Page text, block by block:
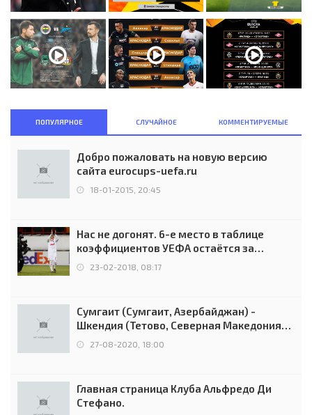
ПОПУЛЯРНОЕ СЛУЧАЙНОЕ КОММЕНТИРУЕМЫЕ
Добро пожаловать на новую версию
сайта eurocups-uefa.ru
18-01-2015, 20:45
Нас не догонят. 6-е место в таблице
коэффициентов УЕФА остаётся за
Россией
23-02-2018, 08:17
Сумгаит (Сумгаит, Азербайджан) -
Шкендия (Тетово, Северная Македония) -
0:2 (0:0)
27-08-2020, 18:00
Главная страница Клуба Альфредо Ди
Стефано.